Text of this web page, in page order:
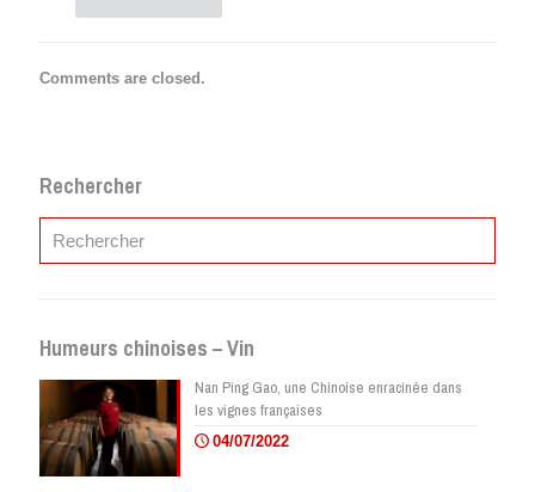
Comments are closed.
Rechercher
Humeurs chinoises – Vin
Nan Ping Gao, une Chinoise enracinée dans
les vignes françaises
04/07/2022